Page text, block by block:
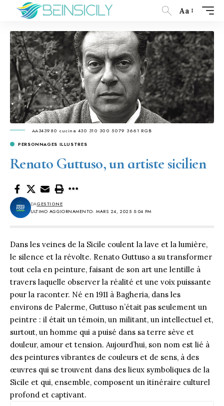
Aa
AA343980 cucina 430 310 300 5079 3661 RGB
PERSONNAGES ILLUSTRES
Renato Guttuso, un artiste sicilien
ULTIMO AGGIORNAMENTO: MARS 24, 2025 5:04 PM
DAGESTIONE
Dans les veines de la Sicile coulent la lave et la lumière,
le silence et la révolte. Renato Guttuso a su transformer
tout cela en peinture, faisant de son art une lentille à
travers laquelle observer la réalité et une voix puissante
pour la raconter. Né en 1911 à Bagheria, dans les
environs de Palerme, Guttuso n’était pas seulement un
peintre : il était un témoin, un militant, un intellectuel et,
surtout, un homme qui a puisé dans sa terre sève et
douleur, amour et tension. Aujourd’hui, son nom est lié à
des peintures vibrantes de couleurs et de sens, à des
œuvres qui se trouvent dans des lieux symboliques de la
Sicile et qui, ensemble, composent un itinéraire culturel
profond et captivant.